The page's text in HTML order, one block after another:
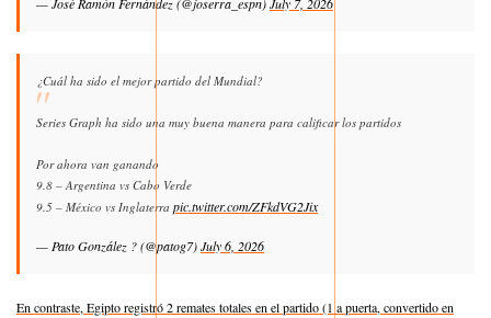
¿Cuál ha sido el mejor partido del Mundial?
Series Graph ha sido una muy buena manera para calificar los partidos
Por ahora van ganando
9.8 – Argentina vs Cabo Verde
9.5 – México vs Inglaterra pic.twitter.com/ZFkdVG2Jix
— Pato González ? (@patog7)July 6, 2026
En contraste, Egipto registró 2 remates totales en el partido (1 a puerta, convertido en